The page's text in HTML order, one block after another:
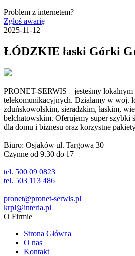
Problem z internetem?
Zgłoś awarię
2025-11-12 |
ŁÓDZKIE łaski Górki
PRONET-SERWIS – jesteśmy lokalnym
telekomunikacyjnych. Działamy w woj.
zduńskowolskim, sieradzkim, łaskim,
bełchatowskim. Oferujemy super szybki
dla domu i biznesu oraz korzystne
Biuro: Osjaków ul. Targowa 30
Czynne od 9.30 do 17
tel. 500 09 0823
tel. 503 113 486
pronet@pronet-serwis.pl
krpl@interia.pl
O Firmie
Strona Główna
O nas
Kontakt